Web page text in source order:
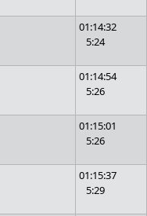
01:14:32
5:24
01:14:54
5:26
01:15:01
5:26
01:15:37
5:29